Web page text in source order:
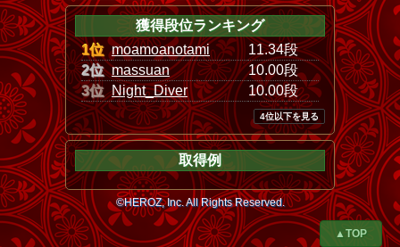
獲得段位ランキング
1位 moamoanotami
11.34段
2位 massuan
10.00段
3位 Night_Diver 10.00段
4位以下を見る
取得例
©HEROZ, Inc. All Rights Reserved.
▲TOP